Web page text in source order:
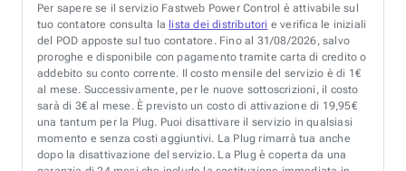
Per sapere se il servizio Fastweb Power Control è attivabile sul
tuo contatore consulta la lista dei distributori e verifica le iniziali
del POD apposte sul tuo contatore. Fino al 31/08/2026, salvo
proroghe e disponibile con pagamento tramite carta di credito o
addebito su conto corrente. Il costo mensile del servizio è di 1€
al mese. Successivamente, per le nuove sottoscrizioni, il costo
sarà di 3€ al mese. È previsto un costo di attivazione di 19,95€
una tantum per la Plug. Puoi disattivare il servizio in qualsiasi
momento e senza costi aggiuntivi. La Plug rimarrà tua anche
dopo la disattivazione del servizio. La Plug è coperta da una